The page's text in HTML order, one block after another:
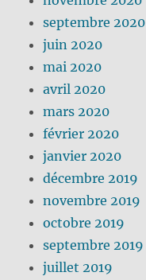
septembre 2020
juin 2020
mai 2020
avril 2020
mars 2020
février 2020
janvier 2020
décembre 2019
novembre 2019
octobre 2019
septembre 2019
juillet 2019